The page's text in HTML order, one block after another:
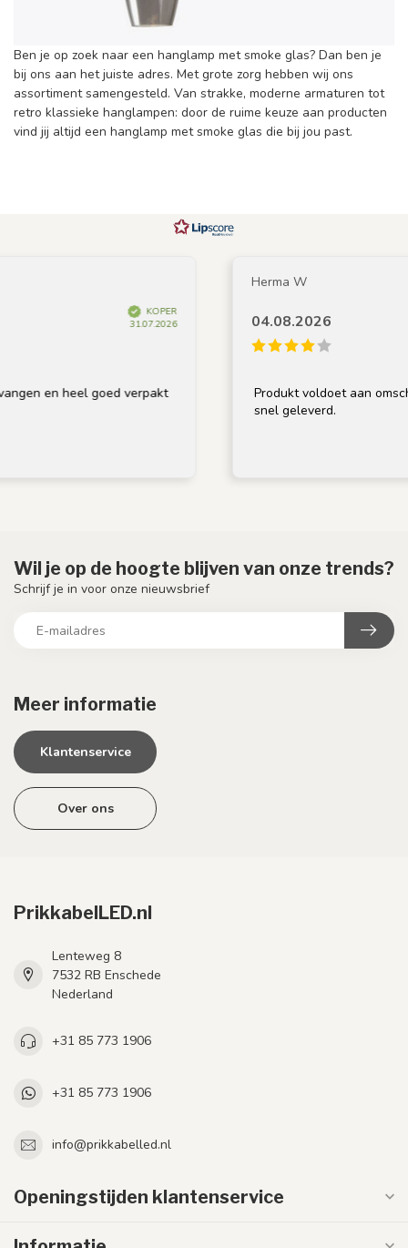
Ben je op zoek naar een hanglamp met smoke glas? Dan ben je
bij ons aan het juiste adres. Met grote zorg hebben wij ons
assortiment samengesteld. Van strakke, moderne armaturen tot
retro klassieke hanglampen: door de ruime keuze aan producten
vind jij altijd een hanglamp met smoke glas die bij jou past.
KOPER
31.07.2026
heel goed verpakt
Herma W
04.08.2026
Produkt voldoet aan
snel geleverd.
Meer informatie
Klantenservice
Over ons
Wil je op de hoogte blijven van onze trends?
Schrijf je in voor onze nieuwsbrief
PrikkabelLED.nl
Lenteweg 8
7532 RB Enschede
Nederland
+31 85 773 1906
+31 85 773 1906
info@prikkabelled.nl
Openingstijden klantenservice